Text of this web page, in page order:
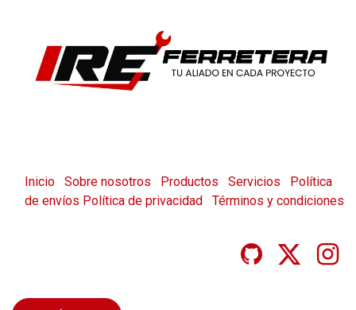
Inicio Sobre nosotros Productos Servicios
Política
de envíos Política de privacidad Términos y condiciones